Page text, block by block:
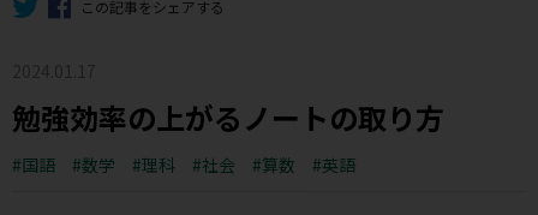
この記事をシェアする
勉強効率の上がるノートの取り方
国語 数学 理科 社会 算数 英語